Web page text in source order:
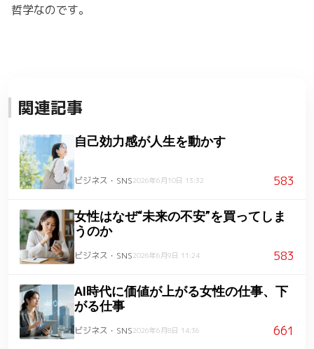
哲学なのです。
関連記事
自己効力感が人生を動かす
ビジネス・SNS2026年6月10日 13:32 583
女性はなぜ“未来の不安”を買ってしま
うのか
ビジネス・SNS2026年6月9日 11:24 583
AI時代に価値が上がる女性の仕事、下
がる仕事
ビジネス・SNS2026年6月8日 14:36 661